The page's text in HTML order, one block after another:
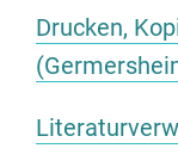
Drucken,